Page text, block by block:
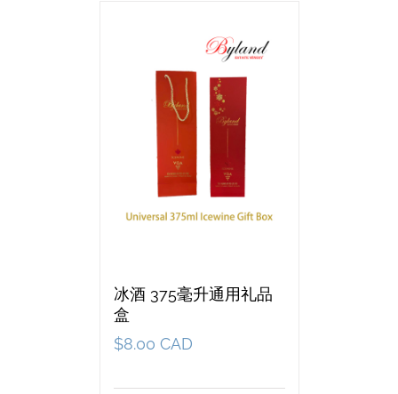
冰酒 375毫升通用礼品
盒
$8.00 CAD